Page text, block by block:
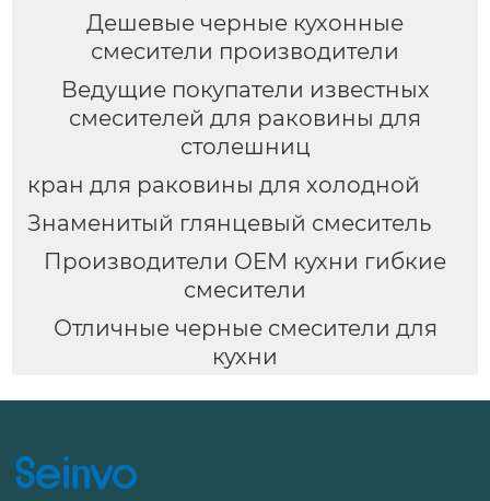
Дешевые черные кухонные
смесители производители
Ведущие покупатели известных
смесителей для раковины для
столешниц
кран для раковины для холодной
Знаменитый глянцевый смеситель
Производители OEM кухни гибкие
смесители
Отличные черные смесители для
кухни